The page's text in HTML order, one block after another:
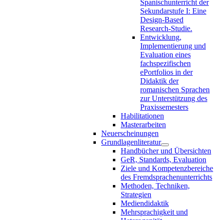
Spanischunterricht der
Sekundarstufe I: Eine
Design-Based
Research-Studie.
Entwicklung,
Implementierung und
Evaluation eines
fachspezifischen
ePortfolios in der
Didaktik der
romanischen Sprachen
zur Unterstützung des
Praxissemesters
Habilitationen
Masterarbeiten
Neuerscheinungen
Grundlagenliteratur
Handbücher und Übersichten
GeR, Standards, Evaluation
Ziele und Kompetenzbereiche
des Fremdsprachenunterrichts
Methoden, Techniken,
Strategien
Mediendidaktik
Mehrsprachigkeit und